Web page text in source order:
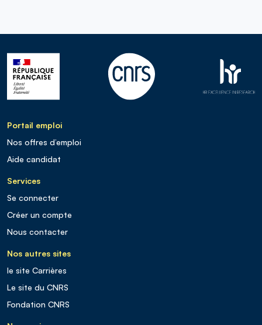
Portail emploi
Nos offres d’emploi
Aide candidat
Services
Se connecter
Créer un compte
Nous contacter
Nos autres sites
le site Carrières
Le site du CNRS
Fondation CNRS